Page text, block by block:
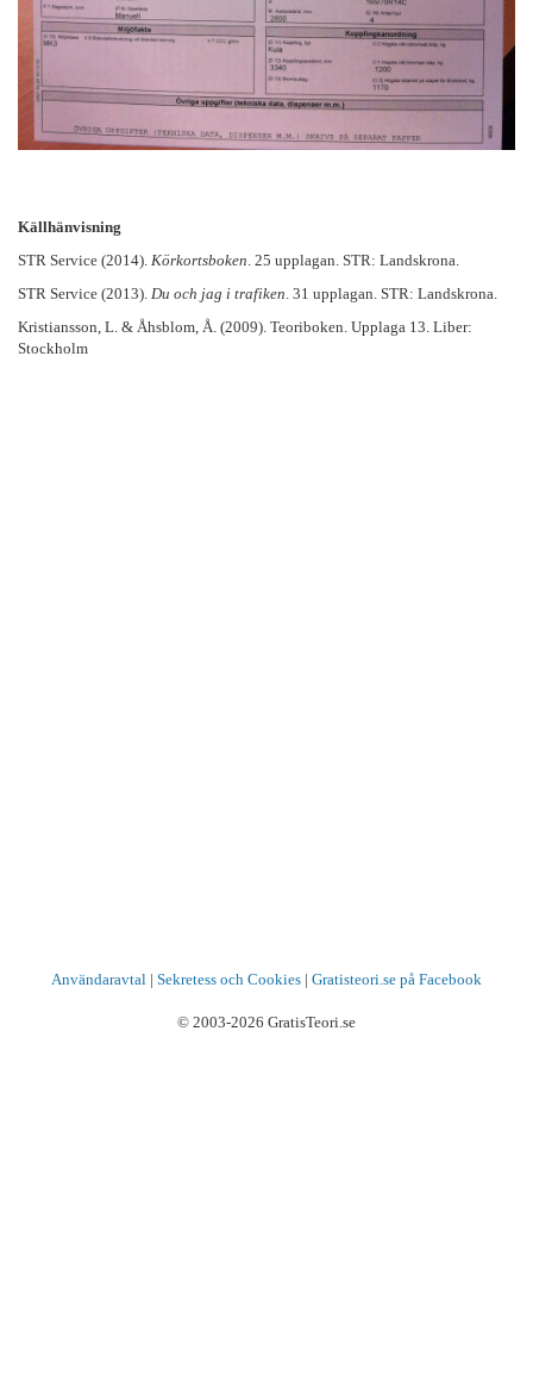
Källhänvisning
STR Service (2014). Körkortsboken . 25 upplagan. STR: Landskrona.
STR Service (2013). Du och jag i trafiken . 31 upplagan. STR: Landskrona.
Kristiansson, L. & Åhsblom, Å. (2009). Teoriboken. Upplaga 13. Liber:
Stockholm
Användaravtal | Sekretess och Cookies | Gratisteori.se på Facebook
© 2003-2026 GratisTeori.se